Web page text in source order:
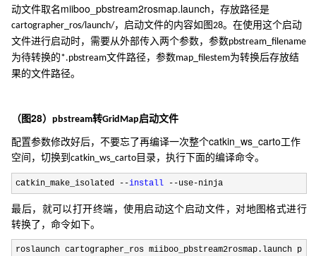
动文件取名 miiboo_pbstream2rosmap.launch ，存放路径是
cartographer_ros/launch/，启动文件的内容如图28。在使用这个启动
文件进行启动时，需要从外部传入两个参数，参数pbstream_filename
为待转换的*.pbstream文件路径，参数map_filestem为转换后存放结
果的文件路径。
（图28）pbstream转GridMap启动文件
配置参数修改好后，不要忘了再编译一次整个catkin_ws_carto工作
空间，切换到catkin_ws_carto 目录，执行下面的编译命令。
catkin_make_isolated --install --use-ninja
最后，就可以打开终端，使用启动这个启动文件，对地图格式进行
转换了，命令如下。
roslaunch cartographer_ros miiboo_pbstream2rosmap.launch